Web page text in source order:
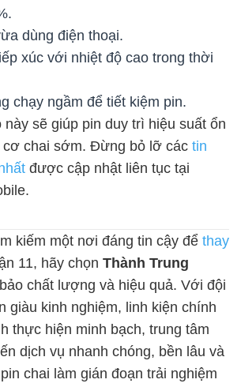
dùng điện thoại.
xúc với nhiệt độ cao trong thời
chạy ngầm để tiết kiệm pin.
sẽ giúp pin duy trì hiệu suất ổn
cơ chai sớm. Đừng bỏ lỡ các tin
được cập nhật liên tục tại
kiếm một nơi đáng tin cậy để thay
11, hãy chọn Thành Trung
chất lượng và hiệu quả. Với đội
giàu kinh nghiệm, linh kiện chính
thực hiện minh bạch, trung tâm
dịch vụ nhanh chóng, bền lâu và
chai làm gián đoạn trải nghiệm